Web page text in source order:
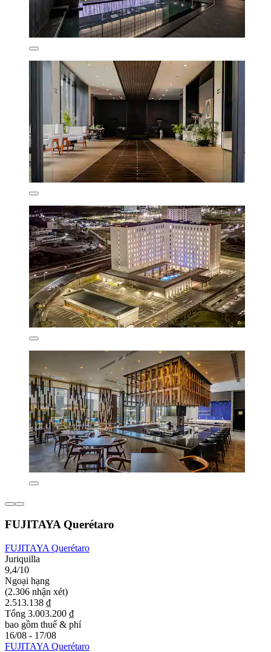
FUJITAYA Querétaro
FUJITAYA Querétaro
Juriquilla
9,4/10
Ngoại hạng
(2.306 nhận xét)
2.513.138 ₫
Tổng 3.003.200 ₫
bao gồm thuế & phí
16/08 - 17/08
FUJITAYA Querétaro